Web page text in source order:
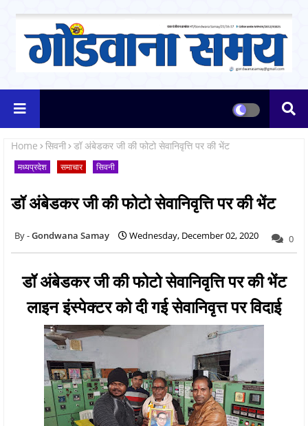
Home सिवनी डॉ अंबेडकर जी की फोटो सेवानिवृत्ति पर की भेंट
मध्यप्रदेश समाचार सिवनी
डॉ अंबेडकर जी की फोटो सेवानिवृत्ति पर की भेंट
Gondwana Samay Wednesday, December 02, 2020 0
डॉ अंबेडकर जी की फोटो सेवानिवृत्ति पर की भेंट
लाइन इंस्पेक्टर को दी गई सेवानिवृत्त पर विदाई